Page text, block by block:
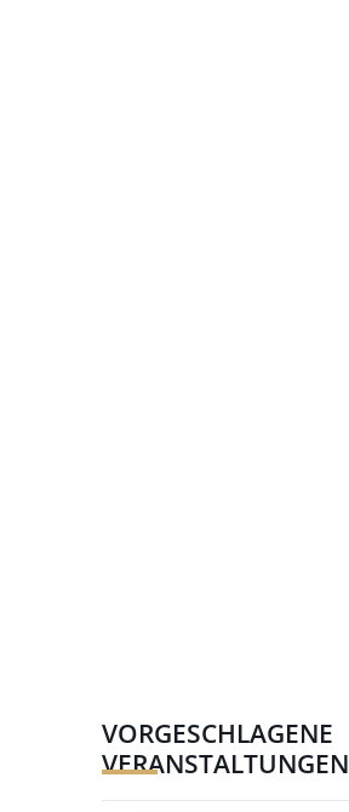
VORGESCHLAGENE
VERANSTALTUNGEN